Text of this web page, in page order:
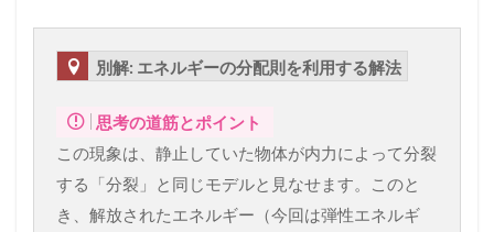
別解: エネルギーの分配則を利用する解法
思考の道筋とポイント
この現象は、静止していた物体が内力によって分裂
する「分裂」と同じモデルと見なせます。このと
き、解放されたエネルギー（今回は弾性エネルギ